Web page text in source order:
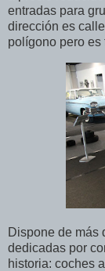
entradas para
dirección es
polígono pero es
Dispone de más
dedicadas por
historia: coches